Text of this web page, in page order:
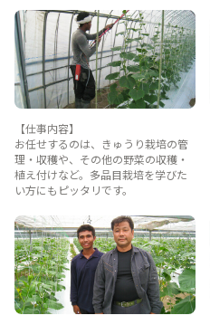
【仕事内容】
お任せするのは、きゅうり栽培の管
理・収穫や、その他の野菜の収穫・
植え付けなど。多品目栽培を学びた
い方にもピッタリです。